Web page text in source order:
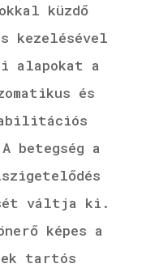
küzdő
kezelésével
alapokat a
és
betegség a
váltja ki.
képes a
tartós